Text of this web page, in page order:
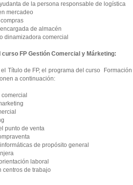
de la persona responsable de logística
mercadeo
de almacén
dinamizadora comercial
curso FP Gestión Comercial y Márketing:
el Título de FP, el programa del curso
a continuación:
punto de venta
de propósito general
laboral
de trabajo